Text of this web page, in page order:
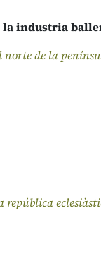
la industria
norte de la
república